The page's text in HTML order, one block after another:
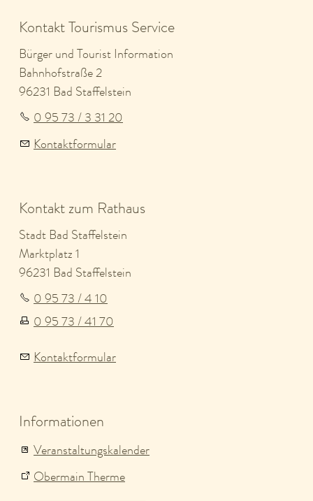
Kontakt Tourismus Service
Bürger und Tourist Information
Bahnhofstraße 2
96231 Bad Staffelstein
0 95 73 / 3 31 20
Kontaktformular
Kontakt zum Rathaus
Stadt Bad Staffelstein
Marktplatz 1
96231 Bad Staffelstein
0 95 73 / 4 10
0 95 73 / 41 70
Kontaktformular
Informationen
Veranstaltungskalender
Obermain Therme